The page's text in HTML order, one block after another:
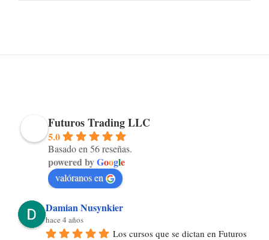
Futuros Trading LLC
5.0
Basado en 56 reseñas.
powered byGoogle
valóranos en
Damian Nusynkier
hace 4 años
Los cursos que se dictan en Futuros